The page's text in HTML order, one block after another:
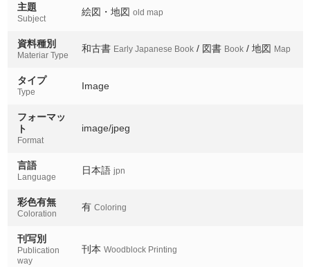
主題
Subject
絵図・地図 old map
資料種別
Materiar Type
和古書 Early Japanese Book/ 図書 Book/ 地図 Map
タイプ
Type
Image
フォーマッ
ト
Format
image/jpeg
言語
Language
日本語 jpn
彩色有無
Coloration
有 Coloring
刊写別
Publication
way
刊本 Woodblock Printing